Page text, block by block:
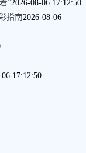
”2026-08-06 17:12:50
指南2026-08-06
17:12:50